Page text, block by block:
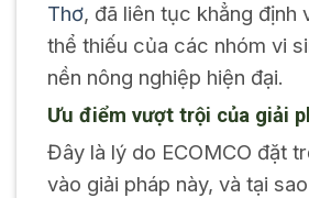
Thơ, đã liên tục khẳng định
thể thiếu của các nhóm vi
nền nông nghiệp hiện đại.
Ưu điểm vượt trội của giải
Đây là lý do ECOMCO đặt
vào giải pháp này, và tại